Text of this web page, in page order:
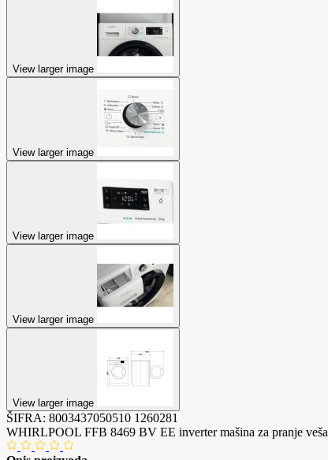
View larger image
View larger image
View larger image
View larger image
View larger image
ŠIFRA: 8003437050510 1260281
WHIRLPOOL FFB 8469 BV EE inverter mašina za pranje veša